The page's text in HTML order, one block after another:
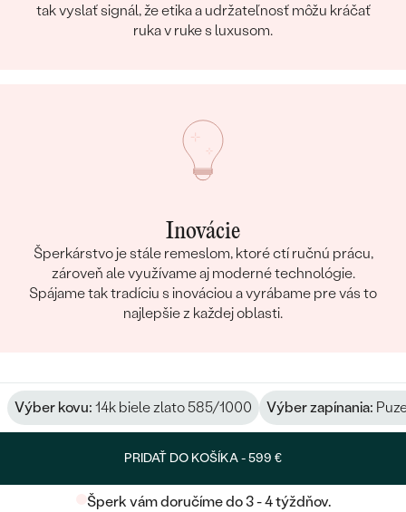
tak vyslať signál, že etika a udržateľnosť môžu kráčať
ruka v ruke s luxusom.
Inovácie
Šperkárstvo je stále remeslom, ktoré ctí ručnú prácu,
zároveň ale využívame aj moderné technológie.
Spájame tak tradíciu s inováciou a vyrábame pre vás to
najlepšie z každej oblasti.
Výber kovu: 14k biele zlato 585/1000 Výber zapínania:
PRIDAŤ DO KOŠÍKA -599 €
Šperk vám doručíme do 3 - 4 týždňov.